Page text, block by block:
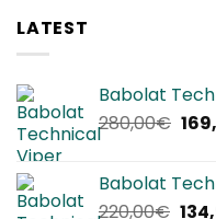
LATEST
Babolat
280,00€ Il
era:
Babolat
220,00€ Il